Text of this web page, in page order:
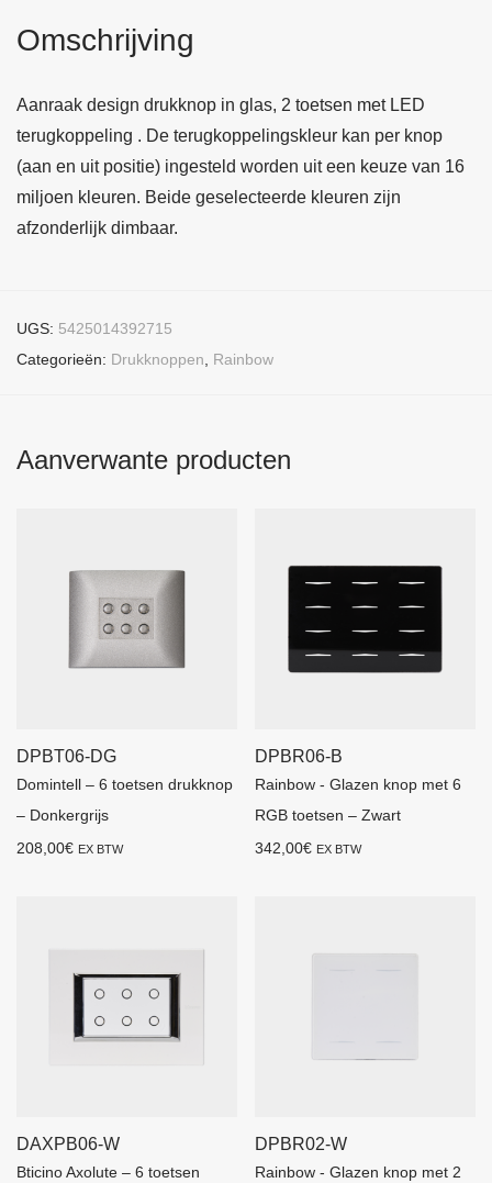
Omschrijving
Aanraak design drukknop in glas, 2 toetsen met LED
terugkoppeling . De terugkoppelingskleur kan per knop
(aan en uit positie) ingesteld worden uit een keuze van 16
miljoen kleuren. Beide geselecteerde kleuren zijn
afzonderlijk dimbaar.
UGS: 5425014392715
Categorieën: Drukknoppen Rainbow
Aanverwante producten
DPBT06-DG
Domintell – 6 toetsen drukknop
– Donkergrijs
208,00€ EX BTW
DPBR06-B
Rainbow - Glazen knop met 6
RGB toetsen – Zwart
342,00€ EX BTW
DAXPB06-W
Bticino Axolute – 6 toetsen
DPBR02-W
Rainbow - Glazen knop met 2